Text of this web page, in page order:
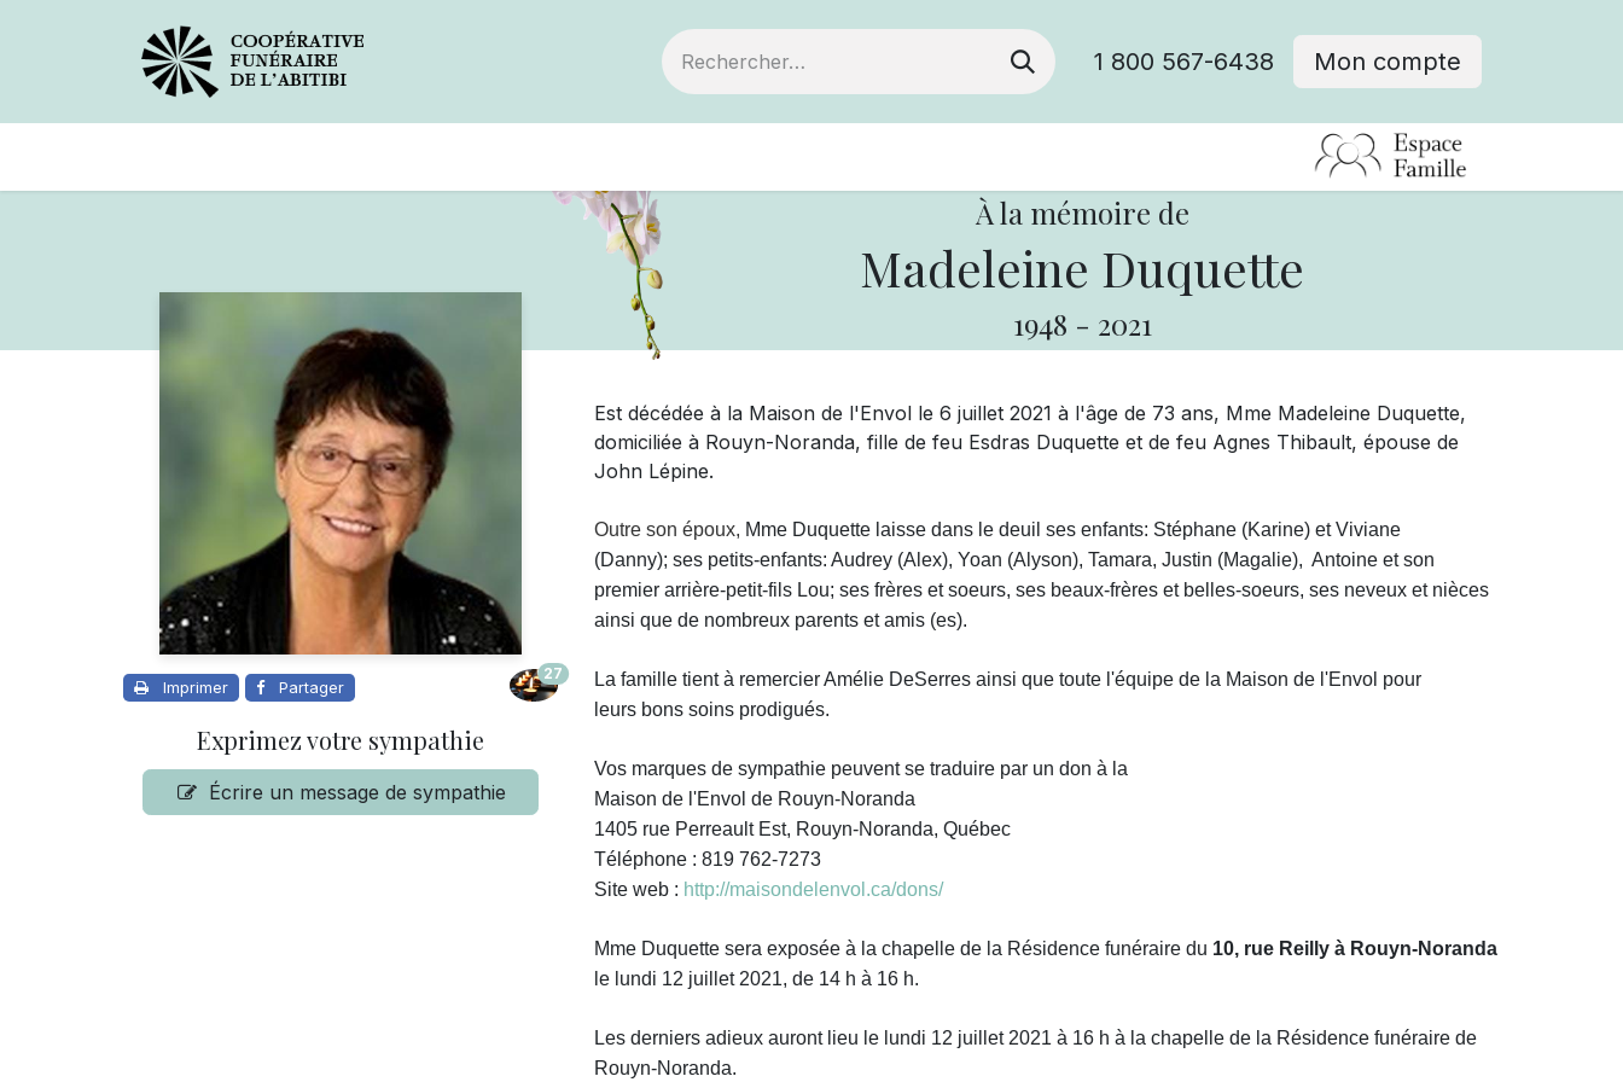
1 800 567-6438 Mon compte
À la mémoire de
Madeleine Duquette
1948 - 2021
Imprimer Partager
27
Exprimez votre sympathie
Écrire un message de sympathie
Est décédée à la Maison de l'Envol le 6 juillet 2021 à l'âge de 73 ans, Mme Madeleine Duquette,
domiciliée à Rouyn-Noranda, fille de feu Esdras Duquette et de feu Agnes Thibault, épouse de
John Lépine.
Outre son époux, Mme Duquette laisse dans le deuil ses enfants: Stéphane (Karine) et Viviane
(Danny); ses petits-enfants: Audrey (Alex), Yoan (Alyson), Tamara, Justin (Magalie), Antoine et son
premier arrière-petit-fils Lou; ses frères et soeurs, ses beaux-frères et belles-soeurs, ses neveux et nièces
ainsi que de nombreux parents et amis (es).
La famille tient à remercier Amélie DeSerres ainsi que toute l'équipe de la Maison de l'Envol pour
leurs bons soins prodigués.
Vos marques de sympathie peuvent se traduire par un don à la
Maison de l'Envol de Rouyn-Noranda
1405 rue Perreault Est, Rouyn-Noranda, Québec
Téléphone : 819 762-7273
Site web : http://maisondelenvol.ca/dons/
Mme Duquette sera exposée à la chapelle de la Résidence funéraire du 10, rue Reilly à Rouyn-Noranda
le lundi 12 juillet 2021, de 14 h à 16 h.
Les derniers adieux auront lieu le lundi 12 juillet 2021 à 16 h à la chapelle de la Résidence funéraire de
Rouyn-Noranda.